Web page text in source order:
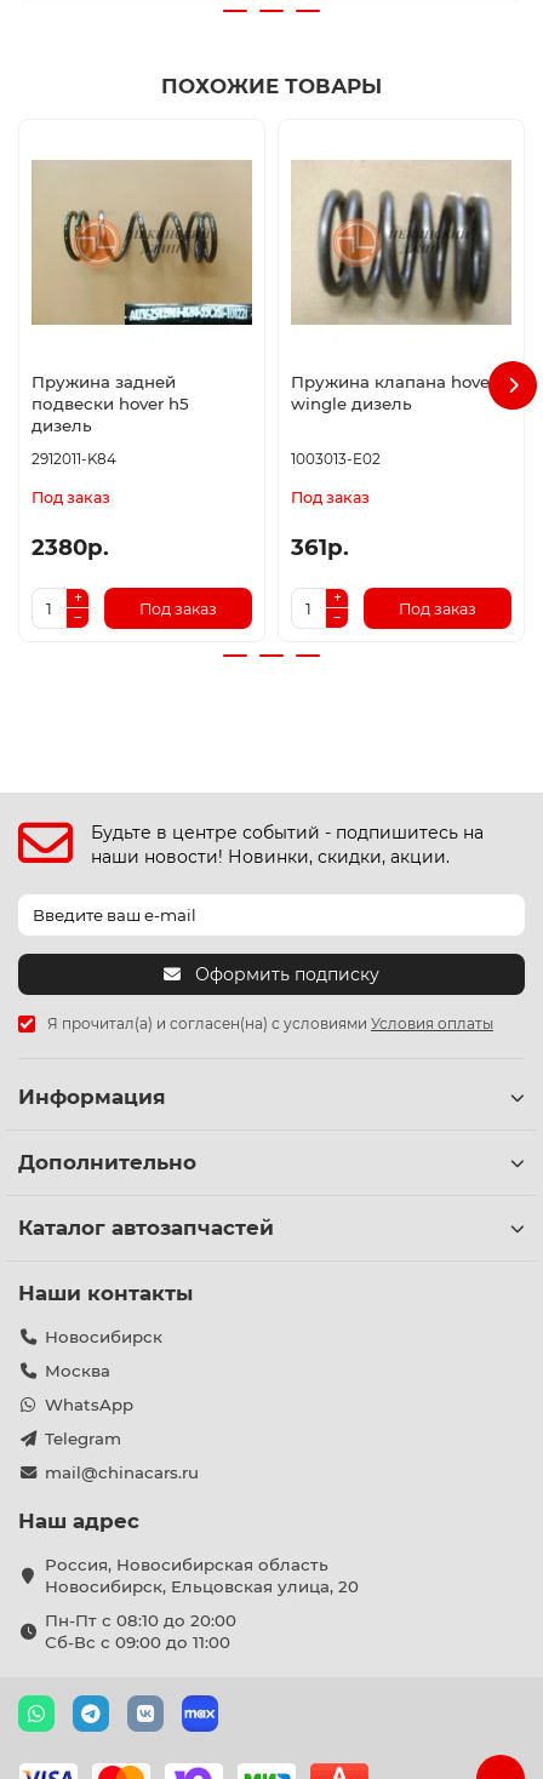
ПОХОЖИЕ ТОВАРЫ
Пружина задней
подвески hover h5
дизель
2912011-K84
Под заказ
2380р.
Под заказ
Пружина клапана hover
wingle дизель
1003013-E02
Под заказ
361р.
Под заказ
Будьте в центре событий - подпишитесь на
наши новости! Новинки, скидки, акции.
Оформить подписку
Я прочитал(а) и согласен(на) с условиями Условия оплаты
Информация
Дополнительно
Каталог автозапчастей
Наши контакты
Новосибирск
Москва
WhatsApp
Telegram
mail@chinacars.ru
Наш адрес
Россия, Новосибирская область
Новосибирск, Ельцовская улица, 20
Пн-Пт с 08:10 до 20:00
Сб-Вс с 09:00 до 11:00